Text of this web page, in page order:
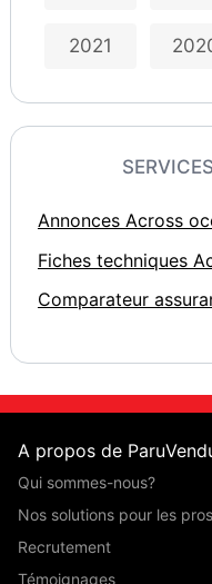
2021
Annonces Across
Fiches techniques
Comparateur
A propos de
Qui sommes-nous?
Nos solutions pour les pros
Recrutement
Témoignages